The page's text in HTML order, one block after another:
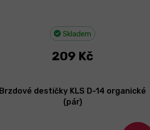
Skladem
209 Kč
Brzdové destičky KLS D-14 organické
(pár)